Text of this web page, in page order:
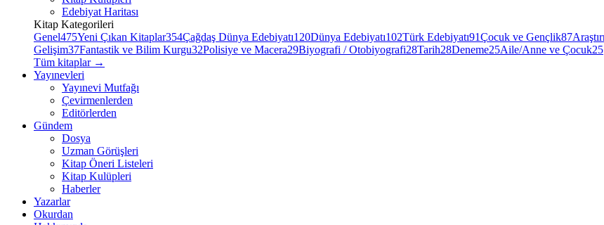
Edebiyat Haritası
Kitap Kategorileri
Genel475Yeni Çıkan Kitaplar354Çağdaş Dünya Edebiyatı120Dünya Edebiyatı102Türk Edebiyatı91Çocuk ve Gençlik87
Gelişim37Fantastik ve Bilim Kurgu32Polisiye ve Macera29Biyografi / Otobiyografi28Tarih28Deneme25Aile/Anne ve Çocuk25
Tüm kitaplar →
Yayınevleri
Yayınevi Mutfağı
Çevirmenlerden
Editörlerden
Gündem
Dosya
Uzman Görüşleri
Kitap Öneri Listeleri
Kitap Kulüpleri
Haberler
Yazarlar
Okurdan